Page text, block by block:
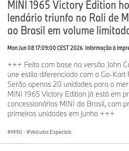
lucro antes dos impostos no exercício
10,2 bilhões em receitas de € 133,5
de 2025, o BMW Group tinha uma
pensamento de longo prazo e na
sustentabilidade é um elemento-
do BMW Group e abrange todos os
fornecimento e a produção até da
Assessoria de Imprensa do BMW Group
JeffreyGroup –
MINI 1965 Victory Edition
lendário triunfo no Rali de
ao Brasil em volume
Mon Jun 08 17:09:00 CEST 2026 Informação à
+++ Feito com base na versão John
une estilo diferenciado com o Go-
Serão apenas 20 unidades para o
MINI 1965 Victory Edition já está em
concessionárias MINI do Brasil, com
primeiras unidades em junho +++
MINI · Veículos Especiais